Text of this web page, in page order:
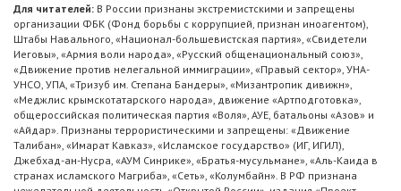
Для читателей: В России признаны экстремистскими и запрещены
организации ФБК (Фонд борьбы с коррупцией, признан иноагентом),
Штабы Навального, «Национал-большевистская партия», «Свидетели
Иеговы», «Армия воли народа», «Русский общенациональный союз»,
«Движение против нелегальной иммиграции», «Правый сектор», УНА-
УНСО, УПА, «Тризуб им. Степана Бандеры», «Мизантропик дивижн»,
«Меджлис крымскотатарского народа», движение «Артподготовка»,
общероссийская политическая партия «Воля», АУЕ, батальоны «Азов» и
«Айдар». Признаны террористическими и запрещены: «Движение
Талибан», «Имарат Кавказ», «Исламское государство» (ИГ, ИГИЛ),
Джебхад-ан-Нусра, «АУМ Синрике», «Братья-мусульмане», «Аль-Каида в
странах исламского Магриба», «Сеть», «Колумбайн». В РФ признана